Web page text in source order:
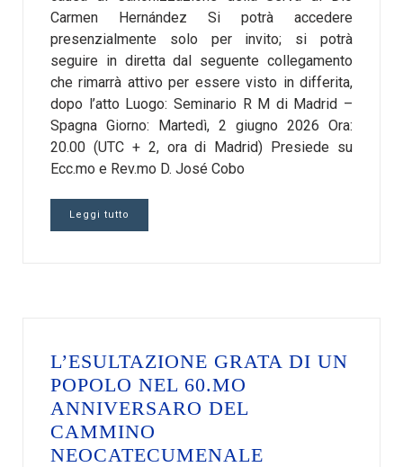
Carmen Hernández Si potrà accedere
presenzialmente solo per invito; si potrà
seguire in diretta dal seguente collegamento
che rimarrà attivo per essere visto in differita,
dopo l’atto Luogo: Seminario R M di Madrid –
Spagna Giorno: Martedì, 2 giugno 2026 Ora:
20.00 (UTC + 2, ora di Madrid) Presiede su
Ecc.mo e Rev.mo D. José Cobo
Leggi tutto
L’ESULTAZIONE GRATA DI UN
POPOLO NEL 60.MO
ANNIVERSARO DEL
CAMMINO
NEOCATECUMENALE